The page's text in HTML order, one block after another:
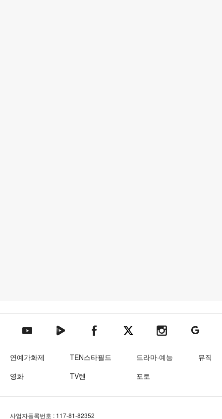
텐아시아 유튜브텐아시아 네이버TV텐아시아 페이스북텐아시아 엑스텐아시아 인스타그램
텐아시아
연예가화제 TEN스타필드 드라마·예능
뮤직
영화
TV텐 포토
사업자등록번호 : 117-81-82352